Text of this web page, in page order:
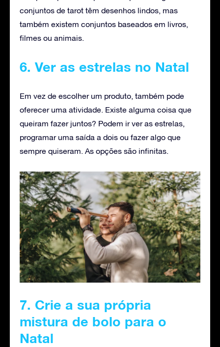
conjuntos de tarot têm desenhos lindos, mas
também existem conjuntos baseados em livros,
filmes ou animais.
6. Ver as estrelas no Natal
Em vez de escolher um produto, também pode
oferecer uma atividade. Existe alguma coisa que
queiram fazer juntos? Podem ir ver as estrelas,
programar uma saída a dois ou fazer algo que
sempre quiseram. As opções são infinitas.
7. Crie a sua própria
mistura de bolo para o
Natal